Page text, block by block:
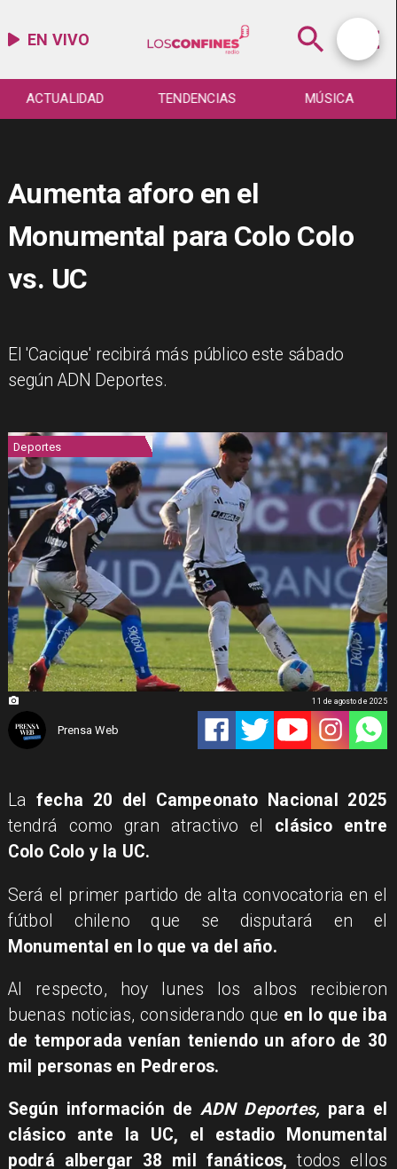
EN VIVO
ACTUALIDAD TENDENCIAS MÚSICA
Aumenta aforo en el
Monumental para Colo Colo
vs. UC
El 'Cacique' recibirá más público este sábado
según ADN Deportes.
Deportes
Prensa Web
11 de agosto de 2025
La fecha 20 del Campeonato Nacional 2025
tendrá como gran atractivo el clásico entre
Colo Colo y la UC.
Será el primer partido de alta convocatoria en el
fútbol chileno que se disputará en el
Monumental en lo que va del año.
Al respecto, hoy lunes los albos recibieron
buenas noticias, considerando que en lo que iba
de temporada venían teniendo un aforo de 30
mil personas en Pedreros.
Según información de ADN Deportes, para el
clásico ante la UC, el estadio Monumental
podrá albergar 38 mil fanáticos, todos ellos